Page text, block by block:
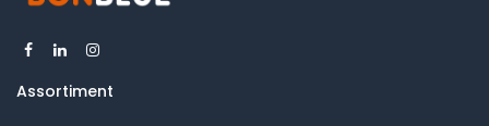
Assortiment